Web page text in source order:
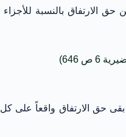
حق الارتفاق بالنسبة للأجزاء
ص 646)
بقى حق الارتفاق واقعاً على كل